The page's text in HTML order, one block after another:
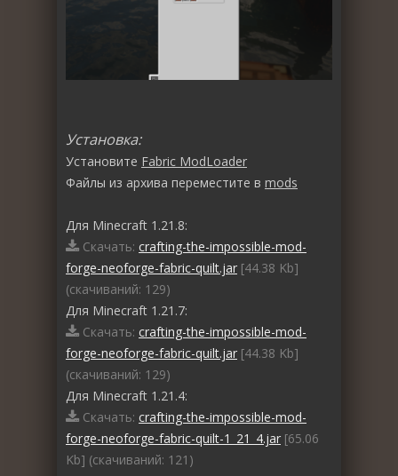
Установка:
Установите Fabric ModLoader
Файлы из архива переместите в mods
Для Minecraft 1.21.8:
Скачать: crafting-the-impossible-mod-
forge-neoforge-fabric-quilt.jar [44.38 Kb]
(cкачиваний: 129)
Для Minecraft 1.21.7:
Скачать: crafting-the-impossible-mod-
forge-neoforge-fabric-quilt.jar [44.38 Kb]
(cкачиваний: 129)
Для Minecraft 1.21.4:
Скачать: crafting-the-impossible-mod-
forge-neoforge-fabric-quilt-1_21_4.jar [65.06
Kb] (cкачиваний: 121)